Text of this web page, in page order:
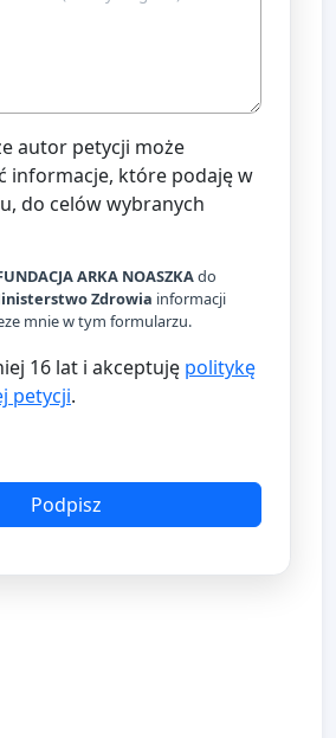
autor petycji może
informacje, które podaję w
do celów wybranych
ARKA NOASZKAdo
Zdrowia informacji
mnie w tym formularzu.
16 lat i akceptuję politykę
petycji.
Podpisz